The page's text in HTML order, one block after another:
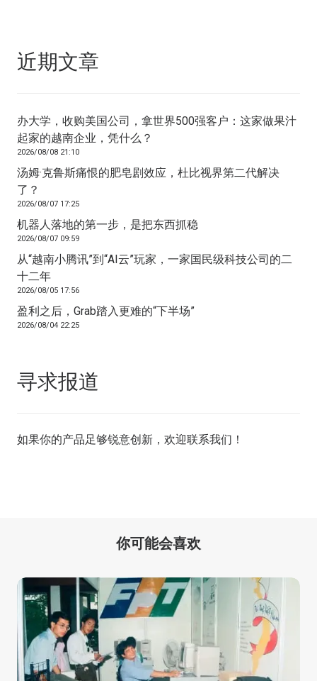
近期文章
办大学，收购美国公司，拿世界500强客户：这家做果汁
起家的越南企业，凭什么？
2026/08/08 21:10
汤姆·克鲁斯痛恨的肥皂剧效应，杜比视界第二代解决
了？
2026/08/07 17:25
机器人落地的第一步，是把东西抓稳
2026/08/07 09:59
从“越南小腾讯”到“AI云”玩家，一家国民级科技公司的二
十二年
2026/08/05 17:56
盈利之后，Grab踏入更难的“下半场”
2026/08/04 22:25
寻求报道
如果你的产品足够锐意创新，欢迎联系我们 ！
你可能会喜欢